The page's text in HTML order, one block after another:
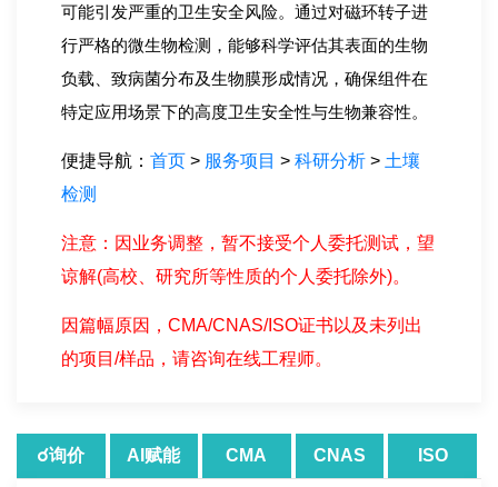
可能引发严重的卫生安全风险。通过对磁环转子进
行严格的微生物检测，能够科学评估其表面的生物
负载、致病菌分布及生物膜形成情况，确保组件在
特定应用场景下的高度卫生安全性与生物兼容性。
便捷导航： 首页 > 服务项目 > 科研分析 > 土壤
检测
注意：因业务调整，暂不接受个人委托测试，望
谅解(高校、研究所等性质的个人委托除外)。
因篇幅原因，CMA/CNAS/ISO证书以及未列出
的项目/样品，请咨询在线工程师。
☌询价 AI赋能 CMA CNAS ISO